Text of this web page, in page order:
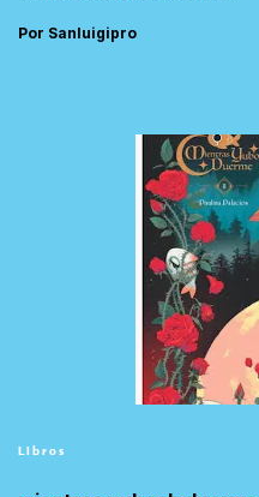
Por Sanluigipro
Libros